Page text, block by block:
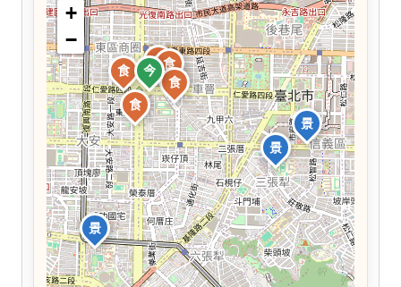
今 食
食
食
景
景
食
景
食
+
−